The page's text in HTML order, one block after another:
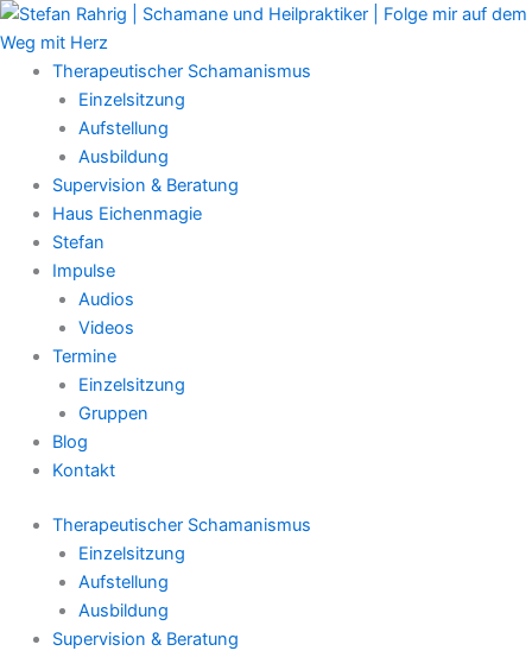
Zum
Inhalt
springenTherapeutischer Schamanismus
Einzelsitzung
Aufstellung
Ausbildung
Supervision & Beratung
Haus Eichenmagie
Stefan
Impulse
Audios
Videos
Termine
Einzelsitzung
Gruppen
Blog
Kontakt
Therapeutischer Schamanismus
Einzelsitzung
Aufstellung
Ausbildung
Supervision & Beratung
Main
Menu